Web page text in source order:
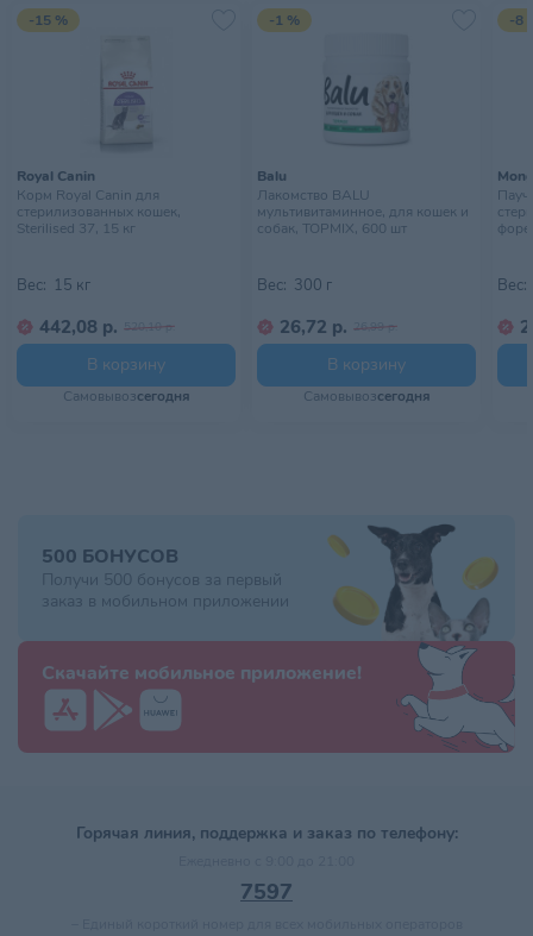
Производитель
Бейлун Хуадун роад, Ченхай
дист., Шаньтоу Сити, Гуандун,
Страна происхождения КИТАЙ
Условия хранения
защищенном от прямых
солнечных лучей месте
-15 %
Royal Canin
Корм Royal Canin для
стерилизованных кошек,
Sterilised 37, 15 кг
Вес: 15 кг
442,08 р. 520,10 р.
В корзину
Самовывозсегодня
-1 %
Balu
Лакомство BALU
мультивитаминное, для кошек и
собак, TOPMIX, 600 шт
Вес: 300 г
26,72 р. 26,99 р.
В корзину
Самовывозсегодня
-8
Пауч
Вес:
500 БОНУСОВ
Получи 500 бонусов за первый
заказ в мобильном приложении
Скачайте мобильное приложение!
Горячая линия, поддержка и заказ по телефону:
7597